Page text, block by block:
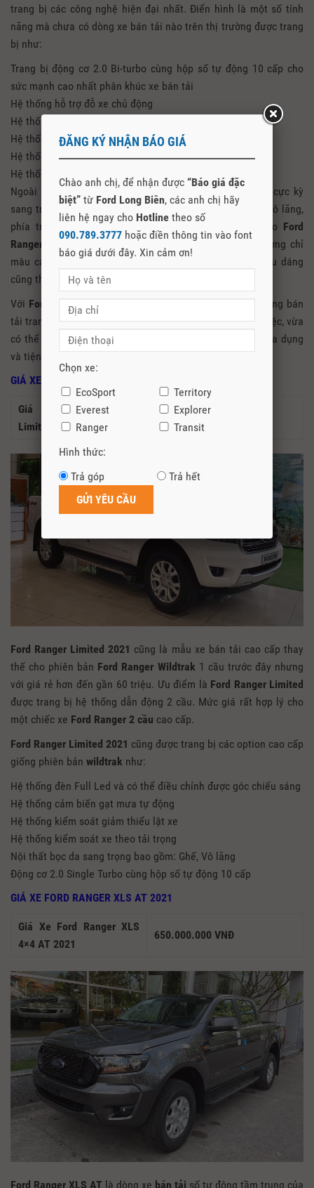
trang bị các công nghệ hiện đại nhất. Điển hình là một số tính
năng mà chưa có dòng xe bán tải nào trên thị trường được trang
bị như:
Trang bị động cơ 2.0 Bi-turbo cùng hộp số tự động 10 cấp cho
sức mạnh cao nhất phân khúc xe bán tải
Hệ thống hỗ trợ đỗ xe chủ động
Hệ thống đèn có thể điều chỉnh được góc chiếu sáng
Hệ thống kiểm soát giảm thiểu lật xe
Hệ thống kiểm soát xe theo tải trọng
Hệ thống điều khiển bằng giọng nói Sync 3.4
Ngoài ra nội thất củaFord Ranger Wildtrak 2021
cũng cực kỳ
sang trọng với nội thất bọc da hoàn toàn bao gồm ghế, vô lăng,
phía trên mặt táp lô. Để tạo thêm phần thể thao cho Ford
Ranger Wildtrak
thì nội thất được may bằng những đường chỉ
màu cam rất tinh tế và sang trọng. Cần số thiết kế kiểu dáng
cũng thể thao.
Với Ford Ranger Wildtrakquý vị có thể xem như một dòng bán
tải trang bị như xe hạng sang, vừa có thể phục vụ công việc, vừa
có thể sử dụng để đi chơi như một chiếc xe du lịch, rất đa dụng
và tiện nghi.
GIÁ XE FORD RANGER LIMITED 2021
Giá Xe Ford Ranger
Limited 2.0L 4×4 AT 2021
799.000.000 VNĐ
Ford Ranger Limited 2021 cũng là mẫu xe bán tải cao cấp thay
thế cho phiên bản Ford Ranger Wildtrak 1 cầu trước đây nhưng
với giá rẻ hơn đến gần 60 triệu. Ưu điểm là Ford Ranger Limited
được trang bị hệ thống dẫn động 2 cầu. Mức giá rất hợp lý cho
một chiếc xe Ford Ranger 2 cầu cao cấp.
Ford Ranger Limited 2021 cũng được trang bị các option cao cấp
giống phiên bản wildtrak như:
Hệ thống đèn Full Led và có thể điều chỉnh được góc chiếu sáng
Hệ thống cảm biến gạt mưa tự động
Hệ thống kiểm soát giảm thiểu lật xe
Hệ thống kiểm soát xe theo tải trọng
Nội thất bọc da sang trọng bao gồm: Ghế, Vô lăng
Động cơ 2.0 Single Turbo cùng hộp số tự động 10 cấp
GIÁ XE FORD RANGER XLS AT 2021
Giá Xe Ford Ranger XLS
4×4 AT 2021
650.000.000 VNĐ
Ford Ranger XLS AT là dòng xe bán tải số tự động tầm trung của
ĐĂNG KÝ NHẬN BÁO GIÁ
Chào anh chị, để nhận được “Báo giá đặc
biệt” từ Ford Long Biên, các anh chị hãy
liên hệ ngay cho Hotline theo số
090.789.3777 hoặc điền thông tin vào font
báo giá dưới đây. Xin cảm ơn!
Chọn xe:
EcoSport
Territory
Everest
Explorer
Ranger
Transit
Hình thức:
Trả góp
Trả hết